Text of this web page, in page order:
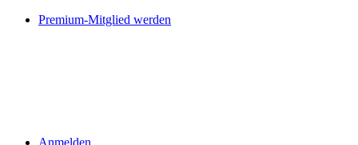
Premium-Mitglied werden
Anmelden